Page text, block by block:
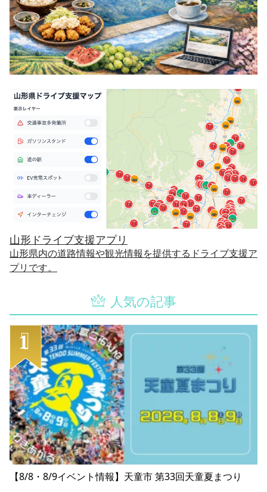
山形ドライブ支援アプリ
山形県内の道路情報や観光情報を提供するドライブ支援ア
プリです。
人気の記事
【8/8・8/9イベント情報】天童市 第33回天童夏まつり